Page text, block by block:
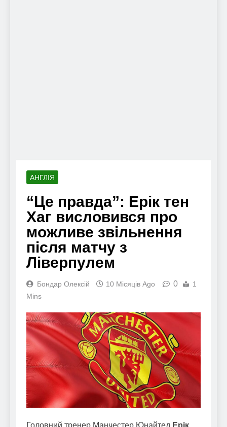
АНГЛІЯ
“Це правда”: Ерік тен
Хаг висловився про
можливе звільнення
після матчу з
Ліверпулем
Бондар Олексій 10 Місяців Ago 0
1
Mins
Головний тренер Манчестер Юнайтед Ерік